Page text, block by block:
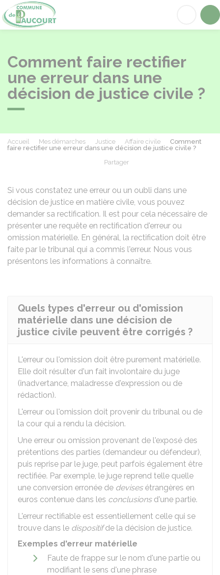
Comment faire rectifier
une erreur dans une
décision de justice civile ?
Accueil Mes démarches Justice Affaire civile
Comment
faire rectifier une erreur dans une décision de justice civile ?
Partager
Si vous constatez une erreur ou un oubli dans une
décision de justice en matière civile, vous pouvez
demander sa rectification. Il est pour cela nécessaire de
présenter une requête en rectification d'erreur ou
omission matérielle. En général, la rectification doit être
faite par le tribunal qui a commis l'erreur. Nous vous
présentons les informations à connaître.
Quels types d'erreur ou d'omission
matérielle dans une décision de
justice civile peuvent être corrigés ?
L'erreur ou l'omission doit être purement matérielle.
Elle doit résulter d'un fait involontaire du juge
(inadvertance, maladresse d'expression ou de
rédaction).
L'erreur ou l'omission doit provenir du tribunal ou de
la cour qui a rendu la décision.
Une erreur ou omission provenant de l'exposé des
prétentions des parties (demandeur ou défendeur),
puis reprise par le juge, peut parfois également être
rectifiée. Par exemple, le juge reprend telle quelle
une conversion erronée de devisesétrangères en
euros contenue dans les conclusionsd'une partie.
L'erreur rectifiable est essentiellement celle qui se
trouve dans le dispositifde la décision de justice.
Exemples d'erreur matérielle
Faute de frappe sur le nom d'une partie ou
modifiant le sens d'une phrase